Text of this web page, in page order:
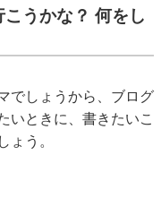
うかな？ 何をし
でしょうから、ブログ
いときに、書きたいこ
ょう。